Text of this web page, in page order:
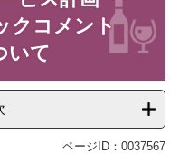
クコメント
いて
ページID：0037567